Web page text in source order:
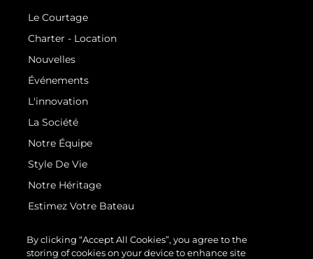
Le Courtage
Charter - Location
Nouvelles
Événements
L'innovation
La Société
Notre Équipe
Style De Vie
Notre Héritage
Estimez Votre Bateau
By clicking “Accept All Cookies”, you agree to the
storing of cookies on your device to enhance site